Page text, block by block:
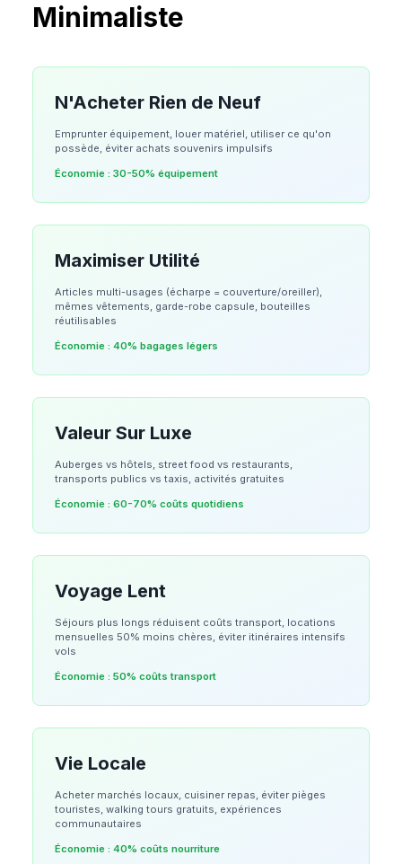
Minimaliste
N'Acheter Rien de Neuf
Emprunter équipement, louer matériel, utiliser ce qu'on
possède, éviter achats souvenirs impulsifs
Économie : 30-50% équipement
Maximiser Utilité
Articles multi-usages (écharpe = couverture/oreiller),
mêmes vêtements, garde-robe capsule, bouteilles
réutilisables
Économie : 40% bagages légers
Valeur Sur Luxe
Auberges vs hôtels, street food vs restaurants,
transports publics vs taxis, activités gratuites
Économie : 60-70% coûts quotidiens
Voyage Lent
Séjours plus longs réduisent coûts transport, locations
mensuelles 50% moins chères, éviter itinéraires intensifs
vols
Économie : 50% coûts transport
Vie Locale
Acheter marchés locaux, cuisiner repas, éviter pièges
touristes, walking tours gratuits, expériences
communautaires
Économie : 40% coûts nourriture